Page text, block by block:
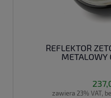
REFLEKTOR
zawiera 23% VAT,